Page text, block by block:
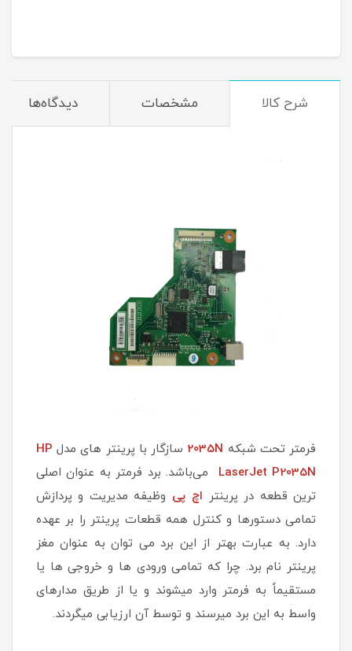
شرح کالا مشخصات دیدگاه‌ها
فرمتر تحت شبکه 2035N سازگار با پرینتر های مدل HP
LaserJet P2035N می‌باشد. برد فرمتر به عنوان اصلی
ترین قطعه در پرینتر اچ پی وظیفه مدیریت و پردازش
تمامی دستورها و کنترل همه قطعات پرینتر را بر عهده
دارد. به عبارت بهتر از این برد می توان به عنوان مغز
پرینتر نام برد. چرا که تمامی ورودی ها و خروجی ها یا
مستقیماٌ به فرمتر وارد میشوند و یا از طریق مدارهای
واسط به این برد میرسند و توسط آن ارزیابی میگردند.